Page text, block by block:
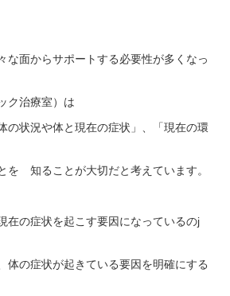
な面からサポートする必要性が多くなっ
ク治療室）は
の状況や体と現在の症状」、「現在の環
を 知ることが大切だと考えています。
在の症状を起こす要因になっているのj
体の症状が起きている要因を明確にする